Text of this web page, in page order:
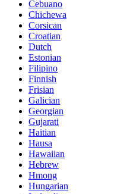
Cebuano
Chichewa
Corsican
Croatian
Dutch
Estonian
Filipino
Finnish
Frisian
Galician
Georgian
Gujarati
Haitian
Hausa
Hawaiian
Hebrew
Hmong
Hungarian